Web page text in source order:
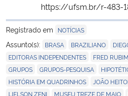
https://ufsm.br/r-483-
Registrado em
NOTÍCIAS
Assunto(s): BRASA BRAZILIANO
EDITORAS INDEPENDENTES FRED RUBIM
GRUPOS GRUPOS-PESQUISA
HISTÓRIA EM QUADRINHOS JOÃO
LIELSON ZENI MUSEU TREZE DE MAIO